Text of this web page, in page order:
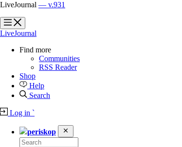
LiveJournal — v.931
?
?
LiveJournal
Find more
Communities
RSS Reader
Shop
Help
Search
Log in `
periskop